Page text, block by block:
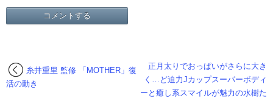
正月太りでおっぱいがさらに大き
く…ど迫力Jカップスーパーボディ
ーと癒し系スマイルが魅力の水樹た
糸井重里 監修 「MOTHER」復
活の動き